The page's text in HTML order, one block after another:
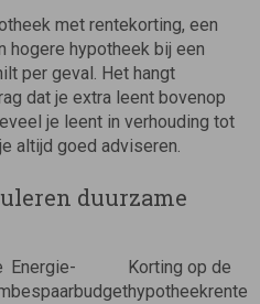
met rentekorting, een
hogere hypotheek bij een
per geval. Het hangt
dat je extra leent bovenop
je leent in verhouding tot
altijd goed adviseren.
duurzame
Energie-
bespaarbudget
Korting op de
hypotheekrente